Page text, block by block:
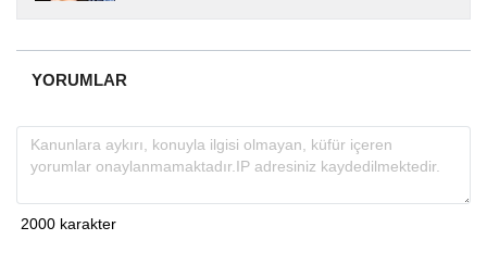
almakta, haber akışı...
YORUMLAR